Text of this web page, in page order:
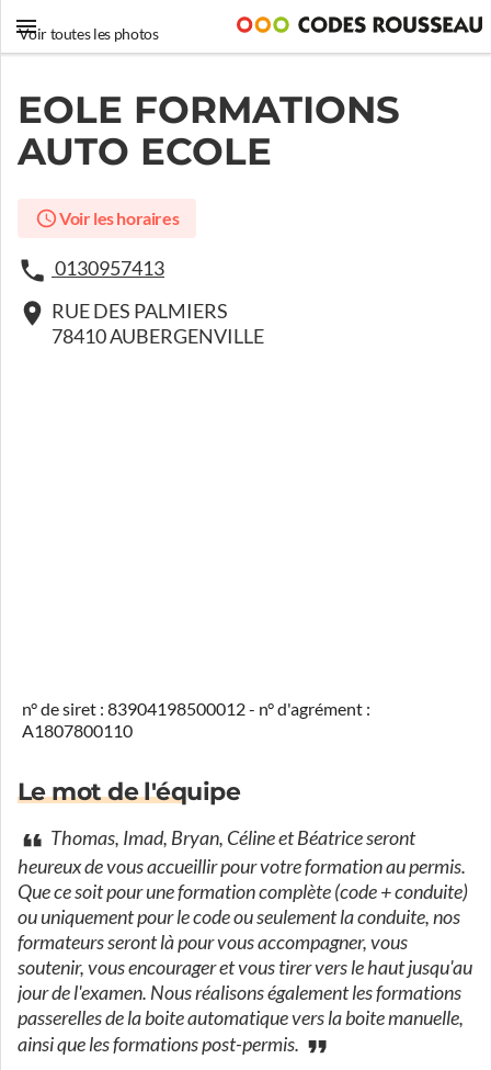
Voir toutes les photos
EOLE FORMATIONS
AUTO ECOLE
Voir les horaires
0130957413
RUE DES PALMIERS
78410 AUBERGENVILLE
n° de siret : 83904198500012 - n° d'agrément :
A1807800110
Le mot de l'équipe
Thomas, Imad, Bryan, Céline et Béatrice seront
heureux de vous accueillir pour votre formation au permis.
Que ce soit pour une formation complète (code + conduite)
ou uniquement pour le code ou seulement la conduite, nos
formateurs seront là pour vous accompagner, vous
soutenir, vous encourager et vous tirer vers le haut jusqu'au
jour de l'examen. Nous réalisons également les formations
passerelles de la boite automatique vers la boite manuelle,
ainsi que les formations post-permis.